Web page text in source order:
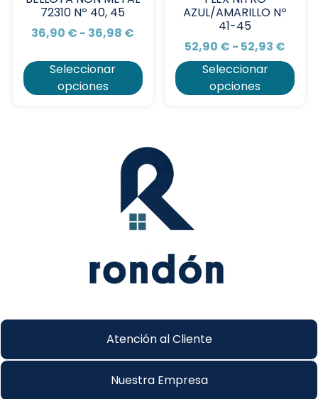
72310 Nº 40, 45
36,90 € - 36,98 €
Seleccionar
opciones
AZUL/AMARILLO Nº
41-45
52,90 € - 52,93 €
Seleccionar
opciones
Atención al Cliente
Nuestra Empresa